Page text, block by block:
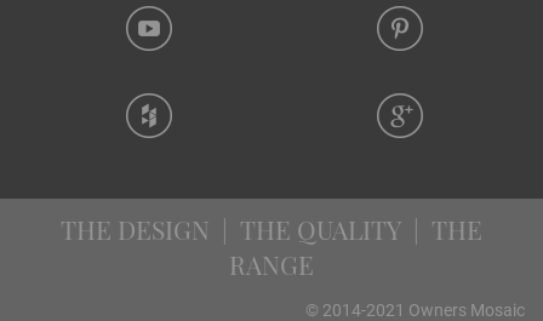
THE DESIGN | THE QUALITY | THE
RANGE
© 2014-2021 Owners Mosaic